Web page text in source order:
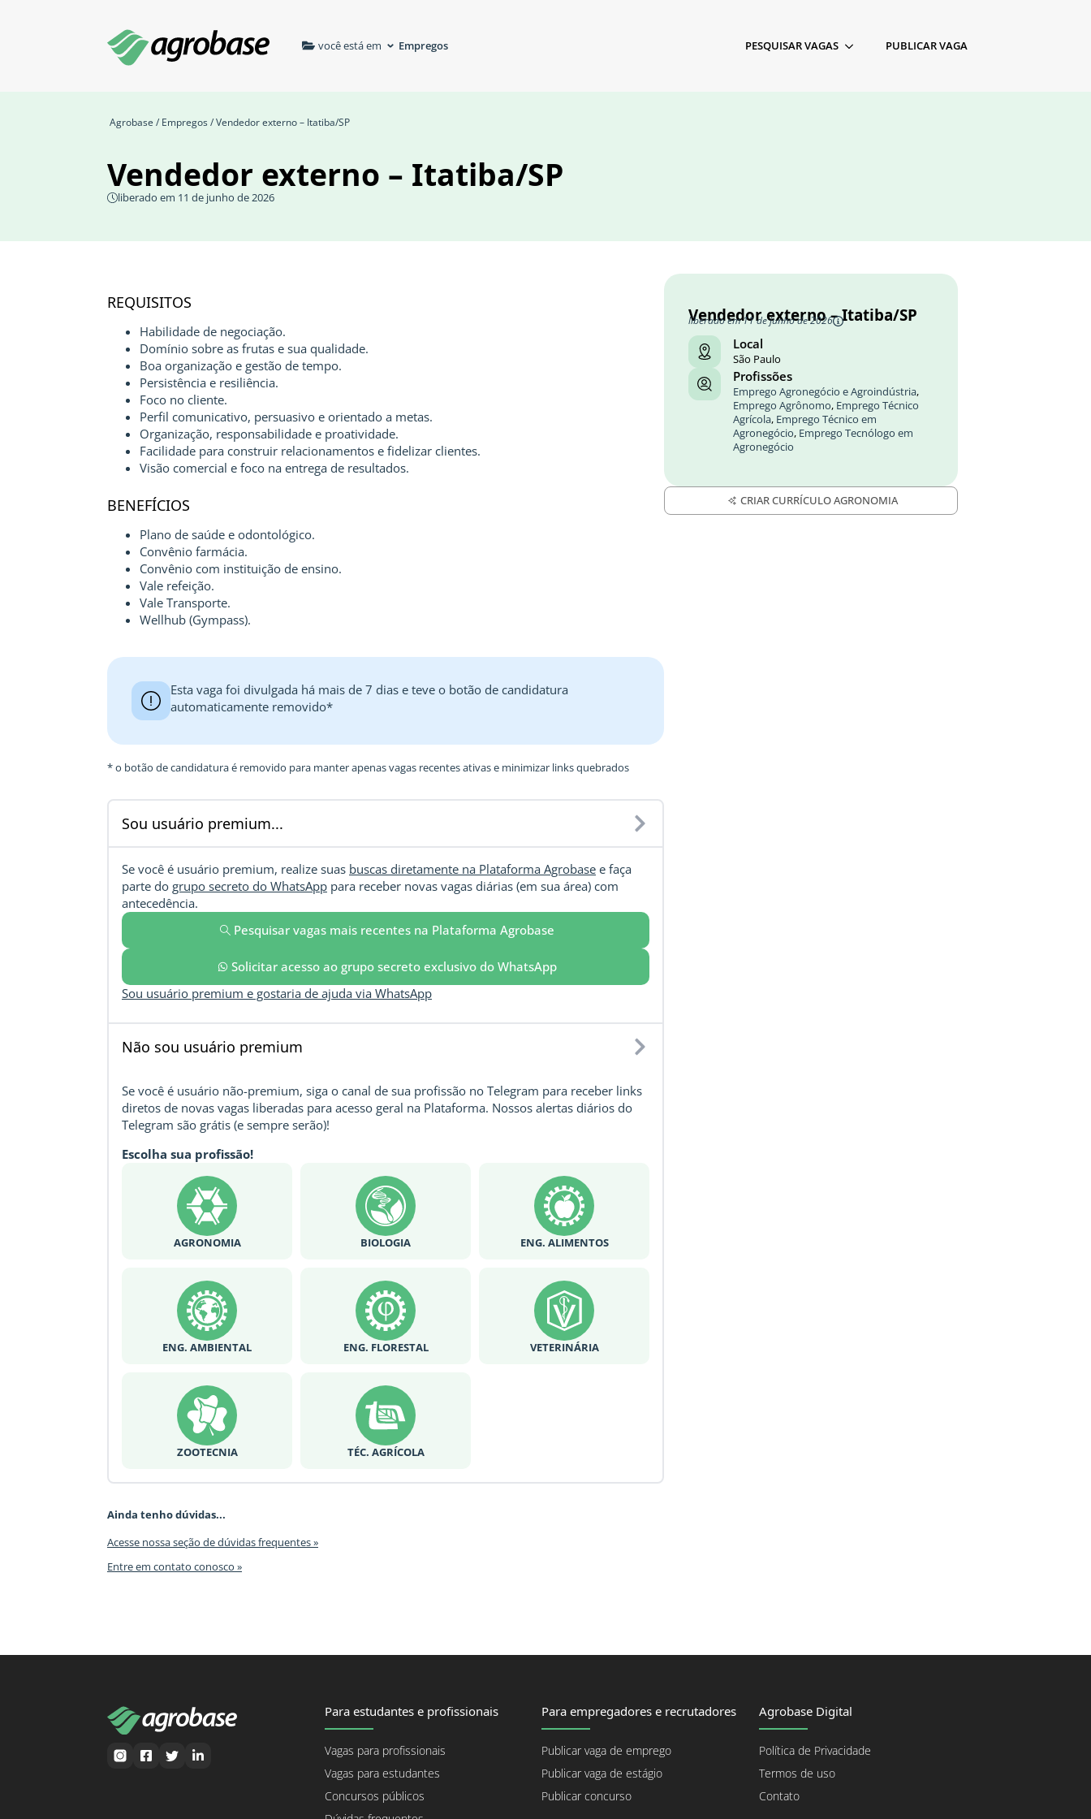
você está em Empregos PESQUISAR VAGAS PUBLICAR VAGA
Agrobase / Empregos/ Vendedor externo – Itatiba/SP
Vendedor externo – Itatiba/SP
liberado em 11 de junho de 2026
REQUISITOS
Habilidade de negociação.
Domínio sobre as frutas e sua qualidade.
Boa organização e gestão de tempo.
Persistência e resiliência.
Foco no cliente.
Perfil comunicativo, persuasivo e orientado a metas.
Organização, responsabilidade e proatividade.
Facilidade para construir relacionamentos e fidelizar clientes.
Visão comercial e foco na entrega de resultados.
BENEFÍCIOS
Plano de saúde e odontológico.
Convênio farmácia.
Convênio com instituição de ensino.
Vale refeição.
Vale Transporte.
Wellhub (Gympass).
Esta vaga foi divulgada há mais de 7 dias e teve o botão de candidatura
automaticamente removido*
* o botão de candidatura é removido para manter apenas vagas recentes ativas e minimizar links quebrados
Sou usuário premium...
Se você é usuário premium, realize suas buscas diretamente na Plataforma Agrobase e faça
parte do grupo secreto do WhatsApp para receber novas vagas diárias (em sua área) com
antecedência.
Pesquisar vagas mais recentes na Plataforma Agrobase
Solicitar acesso ao grupo secreto exclusivo do WhatsApp
Sou usuário premium e gostaria de ajuda via WhatsApp
Não sou usuário premium
Se você é usuário não-premium, siga o canal de sua profissão no Telegram para receber links
diretos de novas vagas liberadas para acesso geral na Plataforma. Nossos alertas diários do
Telegram são grátis (e sempre serão)!
Escolha sua profissão!
AGRONOMIA BIOLOGIA ENG. ALIMENTOS
ENG. AMBIENTAL ENG. FLORESTAL VETERINÁRIA
ZOOTECNIA TÉC. AGRÍCOLA
Ainda tenho dúvidas...
Acesse nossa seção de dúvidas frequentes »
Entre em contato conosco »
Vendedor externo – Itatiba/SP
liberado em 11 de junho de 2026
Local
São Paulo
Profissões
Emprego Agronegócio e Agroindústria,
Emprego Agrônomo, Emprego Técnico
Agrícola, Emprego Técnico em
Agronegócio, Emprego Tecnólogo em
Agronegócio
CRIAR CURRÍCULO AGRONOMIA
Para estudantes e profissionais
Vagas para profissionais
Vagas para estudantes
Concursos públicos
Para empregadores e recrutadores
Publicar vaga de emprego
Publicar vaga de estágio
Publicar concurso
Agrobase Digital
Política de Privacidade
Termos de uso
Contato